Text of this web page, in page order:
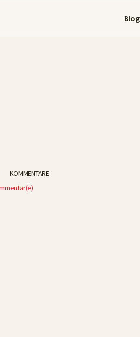
Blog
KOMMENTARE